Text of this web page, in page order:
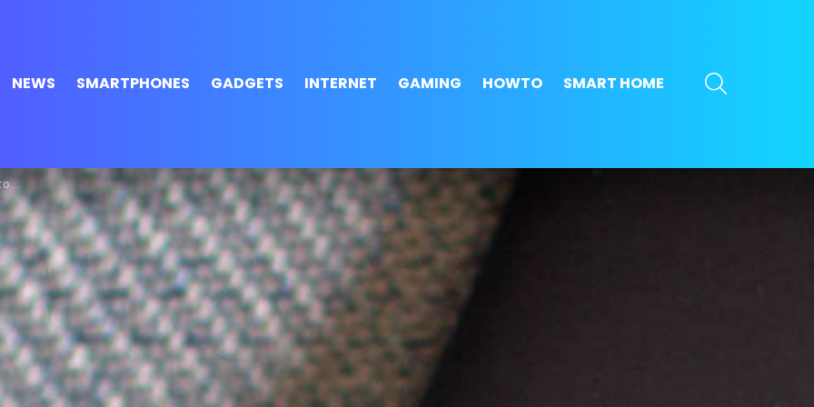
NEWS SMARTPHONES GADGETS INTERNET GAMING HOWTO SMART HOME
2